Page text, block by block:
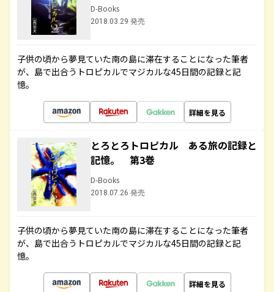
D-Books
2018.03.29 発売
子供の頃から夢見ていた南の島に滞在することになった筆者
が、島で出合うトロピカルでマジカルな45日間の記録と記
憶。
詳細を見る
とろとろトロピカル ある旅の記録と
記憶。 第3巻
D-Books
2018.07.26 発売
子供の頃から夢見ていた南の島に滞在することになった筆者
が、島で出合うトロピカルでマジカルな45日間の記録と記
憶。
詳細を見る